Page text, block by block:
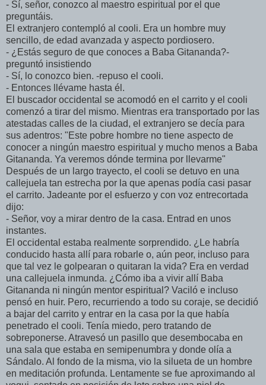
- Sí, señor, conozco al maestro espiritual por el que
preguntáis.
El extranjero contempló al cooli. Era un hombre muy
sencillo, de edad avanzada y aspecto pordiosero.
- ¿Estás seguro de que conoces a Baba Gitananda?-
preguntó insistiendo
- Sí, lo conozco bien. -repuso el cooli.
- Entonces llévame hasta él.
El buscador occidental se acomodó en el carrito y el cooli
comenzó a tirar del mismo. Mientras era transportado por las
atestadas calles de la ciudad, el extranjero se decía para
sus adentros: "Este pobre hombre no tiene aspecto de
conocer a ningún maestro espiritual y mucho menos a Baba
Gitananda. Ya veremos dónde termina por llevarme"
Después de un largo trayecto, el cooli se detuvo en una
callejuela tan estrecha por la que apenas podía casi pasar
el carrito. Jadeante por el esfuerzo y con voz entrecortada
dijo:
- Señor, voy a mirar dentro de la casa. Entrad en unos
instantes.
El occidental estaba realmente sorprendido. ¿Le habría
conducido hasta allí para robarle o, aún peor, incluso para
que tal vez le golpearan o quitaran la vida? Era en verdad
una callejuela inmunda. ¿Cómo iba a vivir allí Baba
Gitananda ni ningún mentor espiritual? Vaciló e incluso
pensó en huir. Pero, recurriendo a todo su coraje, se decidió
a bajar del carrito y entrar en la casa por la que había
penetrado el cooli. Tenía miedo, pero tratando de
sobreponerse. Atravesó un pasillo que desembocaba en
una sala que estaba en semipenumbra y donde olía a
Sándalo. Al fondo de la misma, vio la silueta de un hombre
en meditación profunda. Lentamente se fue aproximando al